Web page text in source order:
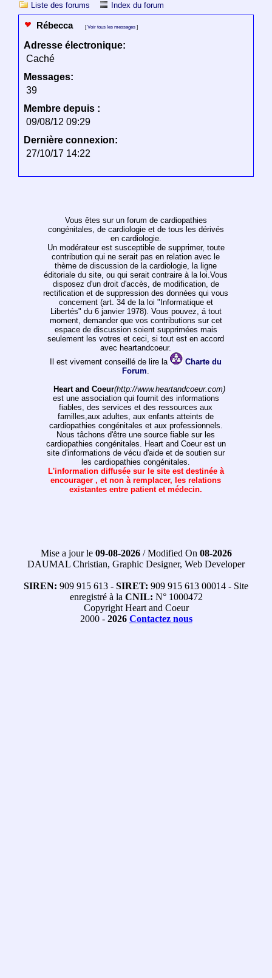
Liste des forums Index du forum
Rébecca [ Voir tous les messages]
Adresse électronique:
Caché
Messages:
39
Membre depuis :
09/08/12 09:29
Dernière connexion:
27/10/17 14:22
Vous êtes sur un forum de cardiopathies
congénitales, de cardiologie et de tous les dérivés
en cardiologie.
Un modérateur est susceptible de supprimer, toute
contribution qui ne serait pas en relation avec le
thème de discussion de la cardiologie, la ligne
éditoriale du site, ou qui serait contraire à la loi.Vous
disposez d'un droit d'accès, de modification, de
rectification et de suppression des données qui vous
concernent (art. 34 de la loi "Informatique et
Libertés" du 6 janvier 1978). Vous pouvez, á tout
moment, demander que vos contributions sur cet
espace de discussion soient supprimées mais
seulement les votres et ceci, si tout est en accord
avec heartandcoeur.
Il est vivement conseillé de lire la
Charte du
Forum.
Heart and Coeur(http://www.heartandcoeur.com)
est une association qui fournit des informations
fiables, des services et des ressources aux
familles,aux adultes, aux enfants atteints de
cardiopathies congénitales et aux professionnels.
Nous tâchons d'être une source fiable sur les
cardiopathies congénitales. Heart and Coeur est un
site d'informations de vécu d'aide et de soutien sur
les cardiopathies congénitales.
L'information diffusée sur le site est destinée à
encourager , et non à remplacer, les relations
existantes entre patient et médecin.
Mise a jour le 09-08-2026/ Modified On 08-2026
DAUMAL Christian, Graphic Designer, Web Developer
SIREN: 909 915 613 - SIRET: 909 915 613 00014 - Site
enregistré à la CNIL: N° 1000472
Copyright Heart and Coeur
2000 - 2026 Contactez nous